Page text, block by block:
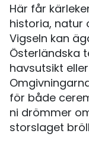
Här får
historia, natur
Vigseln kan
Österländska
havsutsikt
för både
ni drömmer
storslaget